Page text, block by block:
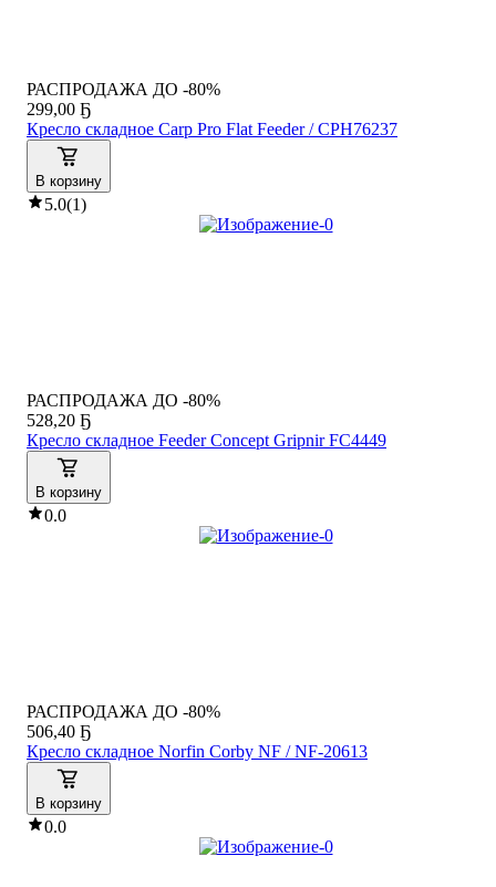
РАСПРОДАЖА ДО -80%
299,00 Ҕ
Кресло складное Carp Pro Flat Feeder / CPH76237
В корзину
5.0(1)
РАСПРОДАЖА ДО -80%
528,20 Ҕ
Кресло складное Feeder Concept Gripnir FC4449
В корзину
0.0
РАСПРОДАЖА ДО -80%
506,40 Ҕ
Кресло складное Norfin Corby NF / NF-20613
В корзину
0.0